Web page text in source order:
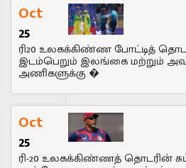
Oct
25
ரி20 உலகக்கிண்ண போட்டித்
இடம்பெறும் இலங்கை மற்றும்
அணிகளுக்கு �
Oct
25
ரி-20 உலகக்கிண்ணத் தொடரின்